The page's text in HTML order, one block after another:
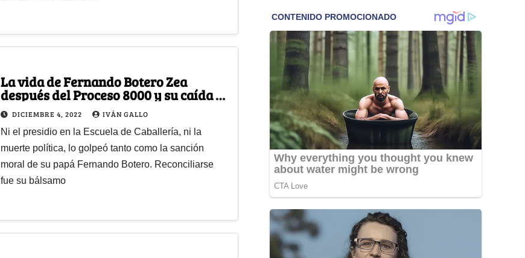
La vida de Fernando Botero Zea
después del Proceso 8000 y su caída al
lado de Ernesto Samper
DICIEMBRE 4, 2022 IVÁN GALLO
Ni el presidio en la Escuela de Caballería, ni la
muerte política, lo golpeó tanto como la sanción
moral de su papá Fernando Botero. Reconciliarse
fue su bálsamo